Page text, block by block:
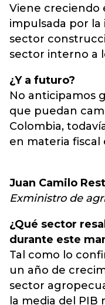
Viene creciendo
impulsada por la
sector
sector interno a
¿Y a futuro?
No anticipamos
que puedan
Colombia,
en materia
Juan Camilo
Exministro de
¿Qué sector
durante este
Tal como lo
un año de
sector
la media del PIB